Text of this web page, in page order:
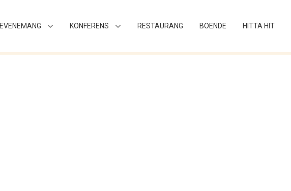
EVENEMANG KONFERENS RESTAURANG BOENDE HITTA HIT